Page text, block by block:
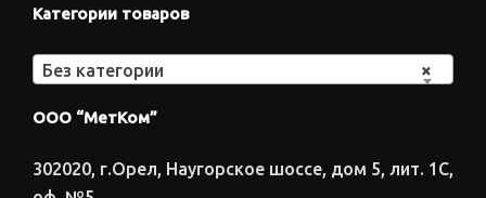
Категории товаров
×
Без категории
ООО “МетКом”
302020, г.Орел, Наугорское шоссе, дом 5, лит. 1С,